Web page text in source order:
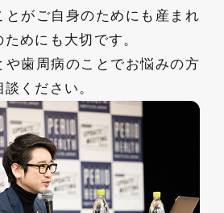
とがご自身のためにも産まれ
めにも大切です。
や歯周病のことでお悩みの方
ください。